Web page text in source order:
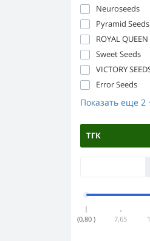
Neuroseeds
Pyramid Seeds
ROYAL QUEEN
Sweet Seeds
VICTORY
Error Seeds
Показать еще 2
ТГК
(0,80 ) 7,65